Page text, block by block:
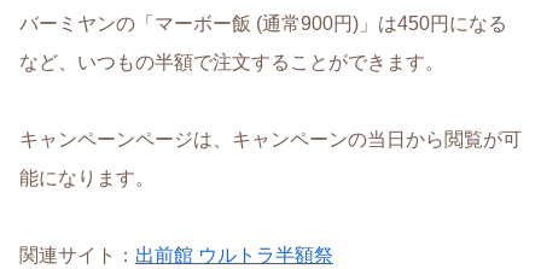
バーミヤンの「マーボー飯 (通常900円)」は450円になる
など、いつもの半額で注文することができます。
キャンペーンページは、キャンペーンの当日から閲覧が可
能になります。
関連サイト： 出前館 ウルトラ半額祭